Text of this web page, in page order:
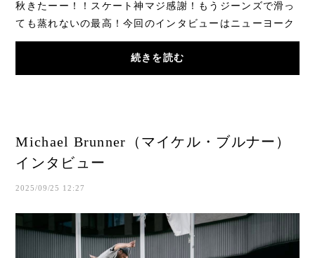
秋きたーー！！スケート神マジ感謝！もうジーンズで滑っ
ても蒸れないの最高！今回のインタビューはニューヨーク
シティボーイ、夜行性スケーター、彼女の鬼...
続きを読む
Michael Brunner（マイケル・ブルナー）
インタビュー
2025/09/25 12:27